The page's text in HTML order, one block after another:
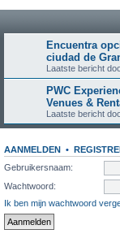
Encuentra
ciudad de
Laatste bericht
PWC
Venues &
Laatste bericht
AANMELDEN •
Gebruikersnaam:
Wachtwoord:
Ik ben mijn wachtwoord